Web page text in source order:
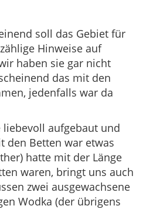
soll das Gebiet für
Hinweise auf
haben sie gar nicht
das mit den
jedenfalls war da
liebevoll aufgebaut und
den Betten war etwas
hatte mit der Länge
waren, bringt uns auch
zwei ausgewachsene
Wodka (der übrigens